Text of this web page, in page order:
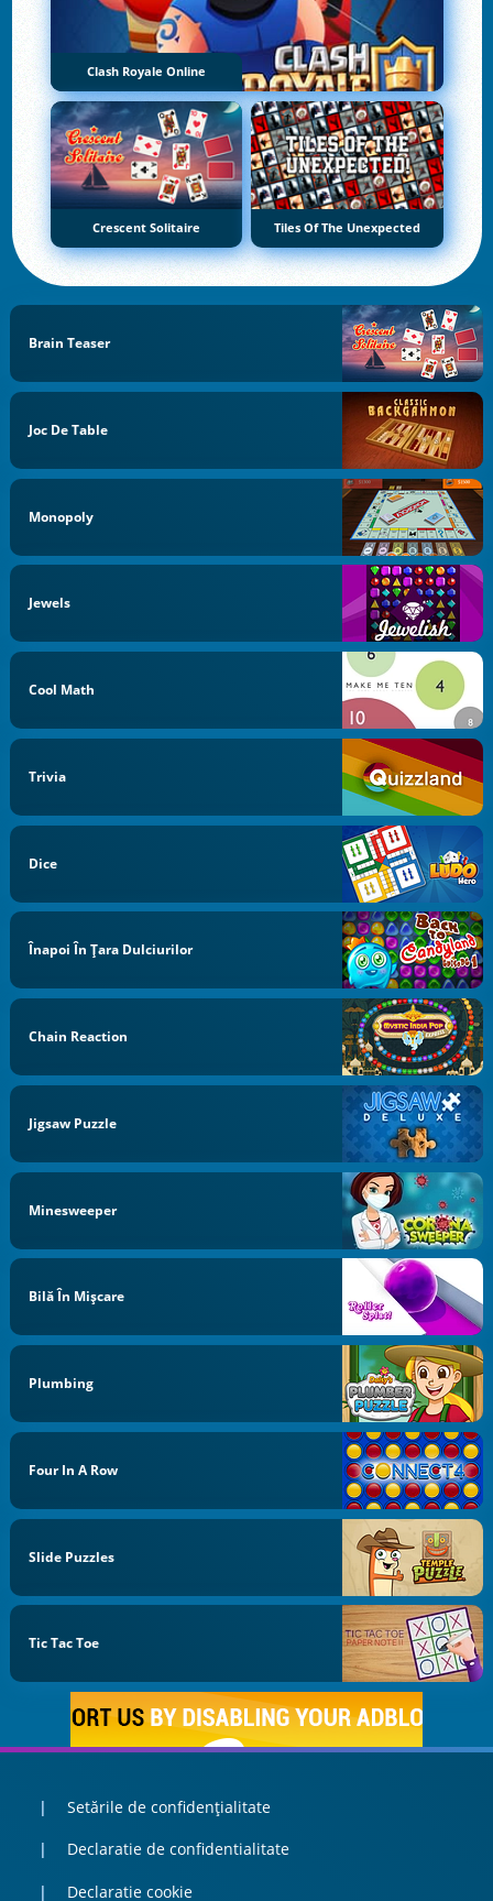
Clash Royale Online
Crescent Solitaire Tiles Of The Unexpected
Brain Teaser
Joc De Table
Monopoly
Jewels
Cool Math
Trivia
Dice
Înapoi În Țara Dulciurilor
Chain Reaction
Jigsaw Puzzle
Minesweeper
Bilă În Mișcare
Plumbing
Four In A Row
Slide Puzzles
Tic Tac Toe
Setările de confidențialitate
Declaratie de confidentialitate
Declaratie cookie